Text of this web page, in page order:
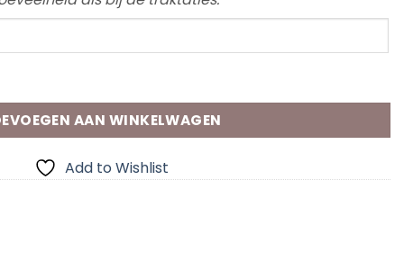
AAN WINKELWAGEN
Add to Wishlist